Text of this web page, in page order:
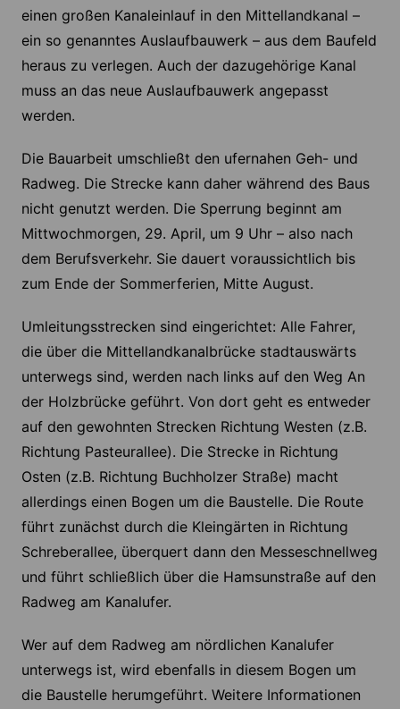
einen großen Kanaleinlauf in den Mittellandkanal –
ein so genanntes Auslaufbauwerk – aus dem Baufeld
heraus zu verlegen. Auch der dazugehörige Kanal
muss an das neue Auslaufbauwerk angepasst
werden.
Die Bauarbeit umschließt den ufernahen Geh- und
Radweg. Die Strecke kann daher während des Baus
nicht genutzt werden. Die Sperrung beginnt am
Mittwochmorgen, 29. April, um 9 Uhr – also nach
dem Berufsverkehr. Sie dauert voraussichtlich bis
zum Ende der Sommerferien, Mitte August.
Umleitungsstrecken sind eingerichtet: Alle Fahrer,
die über die Mittellandkanalbrücke stadtauswärts
unterwegs sind, werden nach links auf den Weg An
der Holzbrücke geführt. Von dort geht es entweder
auf den gewohnten Strecken Richtung Westen (z.B.
Richtung Pasteurallee). Die Strecke in Richtung
Osten (z.B. Richtung Buchholzer Straße) macht
allerdings einen Bogen um die Baustelle. Die Route
führt zunächst durch die Kleingärten in Richtung
Schreberallee, überquert dann den Messeschnellweg
und führt schließlich über die Hamsunstraße auf den
Radweg am Kanalufer.
Wer auf dem Radweg am nördlichen Kanalufer
unterwegs ist, wird ebenfalls in diesem Bogen um
die Baustelle herumgeführt. Weitere Informationen